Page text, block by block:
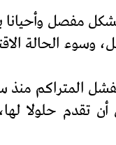
مفصل
الحالة
المتراكم
تقدم حلولا